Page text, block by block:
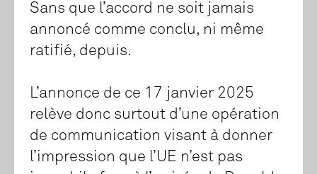
Sans que l’accord ne soit jamais
annoncé comme conclu, ni même
ratifié, depuis.
L’annonce de ce 17 janvier 2025
relève donc surtout d’une opération
de communication visant à donner
l’impression que l’UE n’est pas